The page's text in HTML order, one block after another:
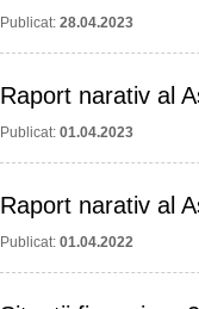
Publicat: 28.04.2023
Raport narativ al
Publicat: 01.04.2023
Raport narativ al
Publicat: 01.04.2022